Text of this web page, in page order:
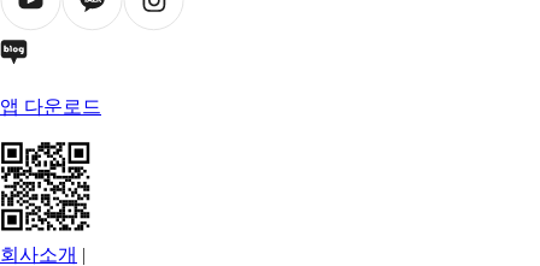
앱 다운로드
회사소개 |